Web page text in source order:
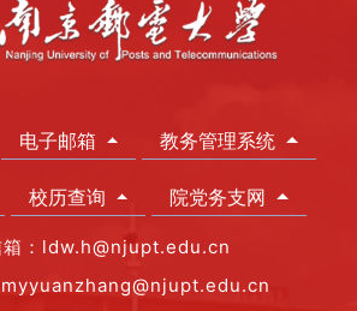
电子邮箱 教务管理系统
校历查询 院党务支网
箱：ldw.h@njupt.edu.cn
myyuanzhang@njupt.edu.cn